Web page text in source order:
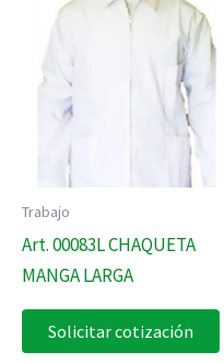
Trabajo
Art. 00083L CHAQUETA
MANGA LARGA
Solicitar cotización